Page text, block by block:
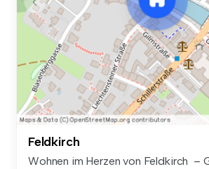
Feldkirch
Wohnen im Herzen von Feldkirch –